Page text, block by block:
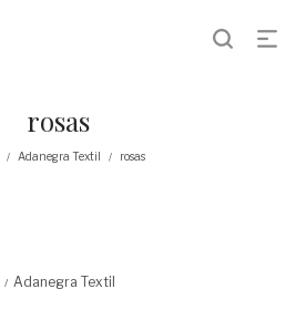
rosas
/ Adanegra Textil / rosas
Posted
Adanegra Textil